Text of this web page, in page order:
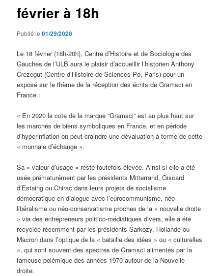
février à 18h
Publié le01/29/2020
Le 18 février (18h-20h), Centre d’Histoire et de Sociologie des
Gauches de l’ULB aura le plaisir d’accueillir l’historien Anthony
Crezegut (Centre d’Histoire de Sciences Po, Paris) pour un
exposé sur le thème de la réception des écrits de Gramsci en
France :
« En 2020 la cote de la marque “Gramsci” est au plus haut sur
les marchés de biens symboliques en France, et en période
d’hyperinflation on peut craindre une dévaluation à terme de cette
« monnaie d’échange ».
Sa « valeur d’usage » reste toutefois élevée. Ainsi si elle a été
usée prématurément par les présidents Mitterrand, Giscard
d’Estaing ou Chirac dans leurs projets de socialisme
démocratique en dialogue avec l’eurocommunisme, néo-
libéralisme ou néo-conservatisme proches de la « nouvelle droite
» via des entrepreneurs politico-médiatiques divers, elle a été
recyclée récemment par les présidents Sarkozy, Hollande ou
Macron dans l’optique de la « bataille des idées » ou « culturelles
», qui sont souvent des spectres de Gramsci alimentés par la
fameuse polémique des années 1970 autour de la Nouvelle
droite.